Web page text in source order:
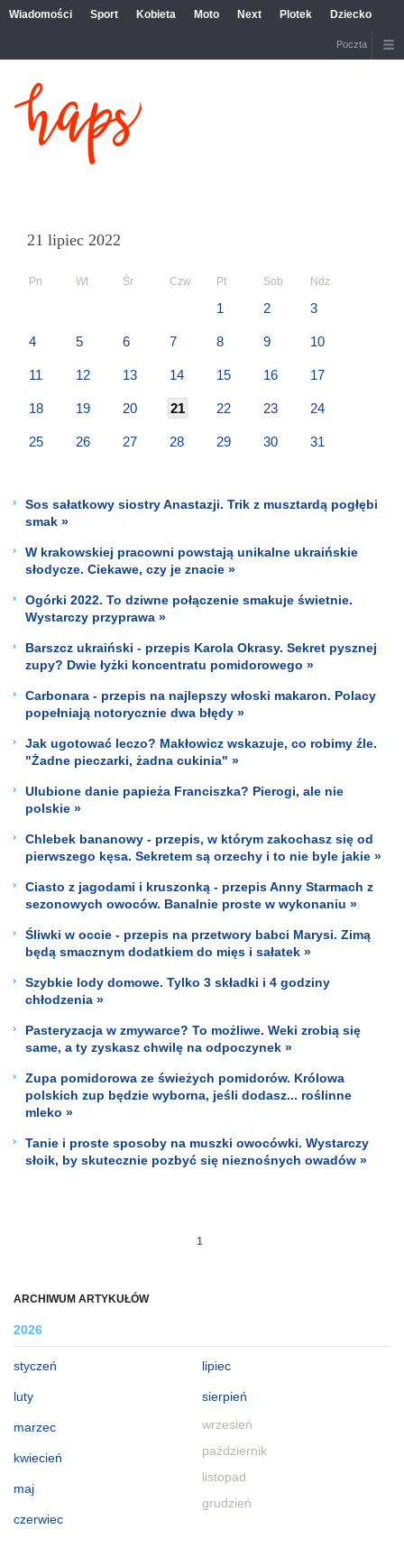
Wiadomości Sport Kobieta Moto Next Plotek Dziecko
Poczta
ARCHIWUM ARTYKUŁÓW
2026
styczeń
luty
marzec
kwiecień
maj
czerwiec
lipiec
sierpień
wrzesień
październik
listopad
grudzień
21 lipiec 2022
Pn Wt Śr Czw Pt Sob Ndz
1 2 3
4 5 6 7 8 9 10
11 12 13 14 15 16 17
18 19 20 21 22 23 24
25 26 27 28 29 30 31
Sos sałatkowy siostry Anastazji. Trik z musztardą pogłębi
smak »
W krakowskiej pracowni powstają unikalne ukraińskie
słodycze. Ciekawe, czy je znacie »
Ogórki 2022. To dziwne połączenie smakuje świetnie.
Wystarczy przyprawa »
Barszcz ukraiński - przepis Karola Okrasy. Sekret pysznej
zupy? Dwie łyżki koncentratu pomidorowego »
Carbonara - przepis na najlepszy włoski makaron. Polacy
popełniają notorycznie dwa błędy »
Jak ugotować leczo? Makłowicz wskazuje, co robimy źle.
"Żadne pieczarki, żadna cukinia" »
Ulubione danie papieża Franciszka? Pierogi, ale nie
polskie »
Chlebek bananowy - przepis, w którym zakochasz się od
pierwszego kęsa. Sekretem są orzechy i to nie byle jakie »
Ciasto z jagodami i kruszonką - przepis Anny Starmach z
sezonowych owoców. Banalnie proste w wykonaniu »
Śliwki w occie - przepis na przetwory babci Marysi. Zimą
będą smacznym dodatkiem do mięs i sałatek »
Szybkie lody domowe. Tylko 3 składki i 4 godziny
chłodzenia »
Pasteryzacja w zmywarce? To możliwe. Weki zrobią się
same, a ty zyskasz chwilę na odpoczynek »
Zupa pomidorowa ze świeżych pomidorów. Królowa
polskich zup będzie wyborna, jeśli dodasz... roślinne
mleko »
Tanie i proste sposoby na muszki owocówki. Wystarczy
słoik, by skutecznie pozbyć się nieznośnych owadów »
1